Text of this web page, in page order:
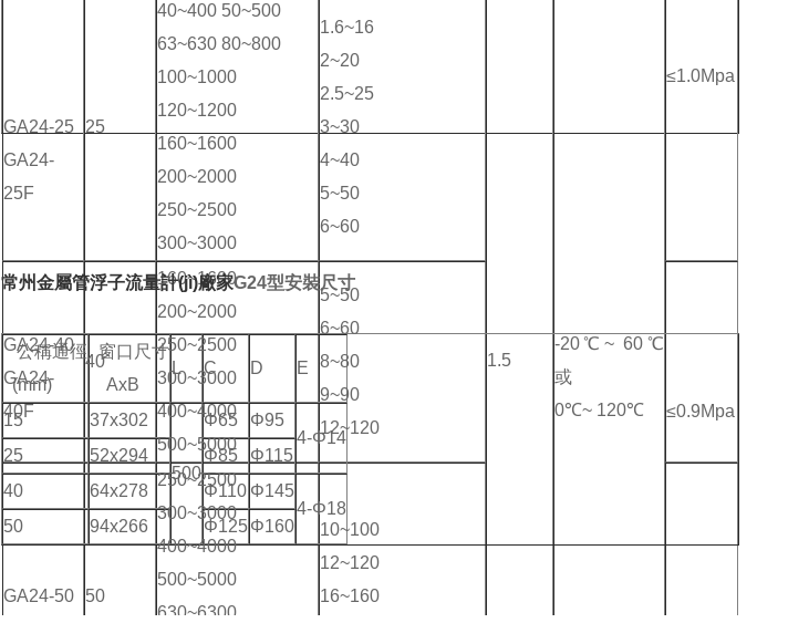
1.5
-20℃~ 60℃
或
0℃~ 120℃
≤1.0Mpa
GA24-25
GA24-
25F
25
40~400 50~500
63~630 80~800
100~1000
120~1200
160~1600
200~2000
250~2500
300~3000
1.6~16
2~20
2.5~25
3~30
4~40
5~50
6~60
GA24-40
GA24-
40F
40
160~1600
200~2000
250~2500
300~3000
400~4000
500~5000
5~50
6~60
8~80
9~90
12~120
≤0.9Mpa
GA24-50
50
250~2500
300~3000
400~4000
500~5000
630~6300
10~100
12~120
16~160
常州金屬管浮子流量計(jì)廠家G24型安裝尺寸
公稱通徑
(mm)
窗口尺寸
AxB
L C D E
15 37x302
500
Φ65
Φ95
4-Φ14
25
52x294 Φ85
Φ115
40
64x278 Φ110 Φ145
4-Φ18
50
94x266 Φ125 Φ160